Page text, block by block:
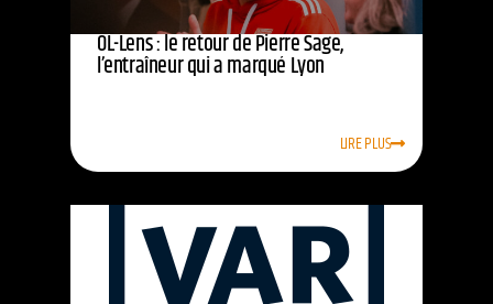
OL-Lens : le retour de Pierre Sage,
l’entraîneur qui a marqué Lyon
LIRE PLUS